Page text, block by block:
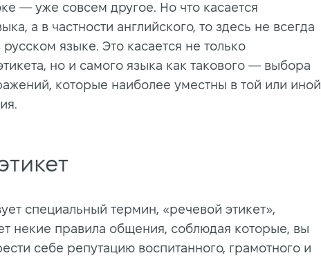
— уже совсем другое. Но что касается
а в частности английского, то здесь не всегда
русском языке. Это касается не только
но и самого языка как такового — выбора
которые наиболее уместны в той или иной
специальный термин, «речевой этикет»,
некие правила общения, соблюдая которые, вы
себе репутацию воспитанного, грамотного и